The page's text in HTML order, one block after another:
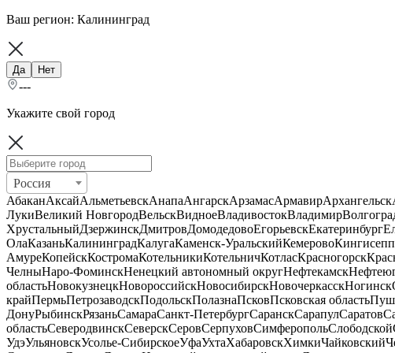
Ваш регион: Калининград
Да Нет
---
Укажите свой город
Россия
АбаканАксайАльметьевскАнапаАнгарскАрзамасАрмавирАрхангельск
ЛукиВеликий НовгородВельскВидноеВладивостокВладимир
ХрустальныйДзержинскДмитровДомодедовоЕгорьевскЕкатеринбург
ОлаКазаньКалининградКалугаКаменск-УральскийКемеровоКингисепп
АмуреКопейскКостромаКотельникиКотельничКотласКрасногорск
ЧелныНаро-ФоминскНенецкий автономный округНефтекамск
областьНовокузнецкНовороссийскНовосибирскНовочеркасскНогинск
крайПермьПетрозаводскПодольскПолазнаПсковПсковская область
ДонуРыбинскРязаньСамараСанкт-ПетербургСаранскСарапулСаратов
областьСеверодвинскСеверскСеровСерпуховСимферопольСлободской
УдэУльяновскУсолье-СибирскоеУфаУхтаХабаровскХимкиЧайковский